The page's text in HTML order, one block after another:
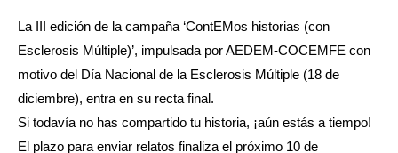
La III edición de la campaña ‘ContEMos historias (con
Esclerosis Múltiple)’, impulsada por AEDEM-COCEMFE con
motivo del Día Nacional de la Esclerosis Múltiple (18 de
diciembre), entra en su recta final.
Si todavía no has compartido tu historia, ¡aún estás a tiempo!
El plazo para enviar relatos finaliza el próximo 10 de